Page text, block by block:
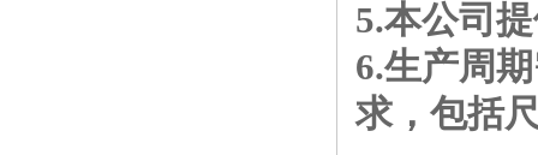
5.本公司
6.生产周
求，包括